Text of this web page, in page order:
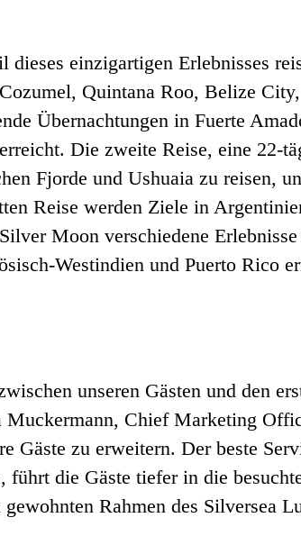
dieses einzigartigen Erlebnisses
Quintana Roo, Belize
Übernachtungen in Fuerte
Die zweite Reise, eine 22-
Fjorde und Ushuaia zu reisen,
Reise werden Ziele in
Moon verschiedene
Westindien und Puerto Rico
unseren Gästen und den
Chief Marketing
Gäste zu erweitern. Der beste
die Gäste tiefer in die
Rahmen des Silversea